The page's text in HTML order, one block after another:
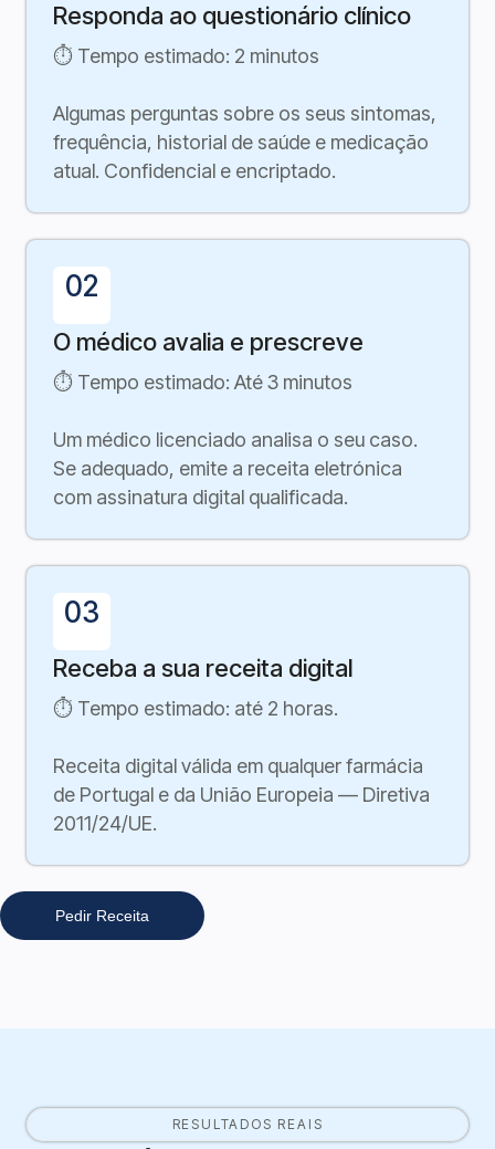
Responda ao questionário clínico
⏱ Tempo estimado: 2 minutos
Algumas perguntas sobre os seus sintomas,
frequência, historial de saúde e medicação
atual. Confidencial e encriptado.
02
O médico avalia e prescreve
⏱ Tempo estimado: Até 3 minutos
Um médico licenciado analisa o seu caso.
Se adequado, emite a receita eletrónica
com assinatura digital qualificada.
03
Receba a sua receita digital
⏱ Tempo estimado: até 2 horas.
Receita digital válida em qualquer farmácia
de Portugal e da União Europeia — Diretiva
2011/24/UE.
Pedir Receita
RESULTADOS REAIS